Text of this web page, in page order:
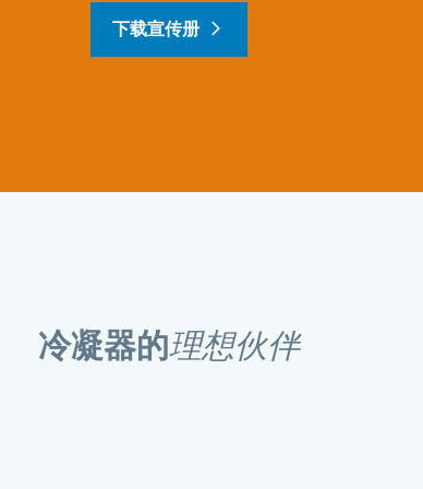
下载宣传册
冷凝器的理想伙伴